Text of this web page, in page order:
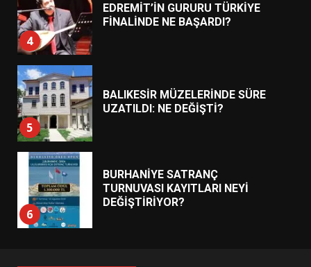
4
EDREMİT’İN GURURU TÜRKİYE
FİNALİNDE NE BAŞARDI?
5
BALIKESİR MÜZELERİNDE SÜRE
UZATILDI: NE DEĞİŞTİ?
6
BURHANİYE SATRANÇ
TURNUVASI KAYITLARI NEYİ
DEĞİŞTİRİYOR?